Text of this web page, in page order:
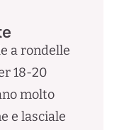
a rondelle
18-20
molto
e lasciale